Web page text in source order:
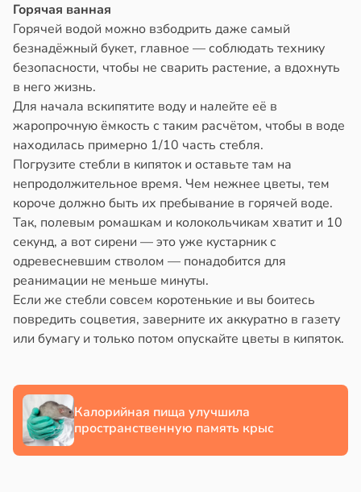
13:38
Горячая ванная
Горячей водой можно взбодрить даже самый
безнадёжный букет, главное — соблюдать технику
безопасности, чтобы не сварить растение, а вдохнуть
в него жизнь.
Для начала вскипятите воду и налейте её в
жаропрочную ёмкость с таким расчётом, чтобы в воде
находилась примерно 1/10 часть стебля.
Погрузите стебли в кипяток и оставьте там на
непродолжительное время. Чем нежнее цветы, тем
короче должно быть их пребывание в горячей воде.
Так, полевым ромашкам и колокольчикам хватит и 10
секунд, а вот сирени — это уже кустарник с
одревесневшим стволом — понадобится для
реанимации не меньше минуты.
Если же стебли совсем коротенькие и вы боитесь
повредить соцветия, заверните их аккуратно в газету
или бумагу и только потом опускайте цветы в кипяток.
Калорийная пища улучшила
пространственную память крыс